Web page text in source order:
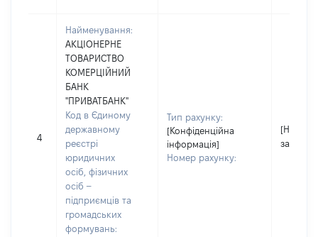
4
Найменування:
АКЦІОНЕРНЕ
ТОВАРИСТВО
КОМЕРЦІЙНИЙ
БАНК
"ПРИВАТБАНК"
Код в Єдиному
державному
реєстрі
юридичних
осіб, фізичних
осіб –
підприємців та
громадських
формувань:
Тип рахунку:
[Конфіденційна
інформація]
Номер рахунку:
[Не